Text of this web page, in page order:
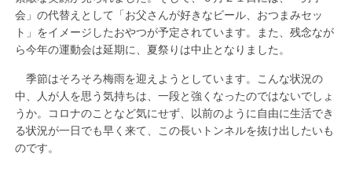
会」の代替えとして「お父さんが好きなビール、おつまみセッ
ト」をイメージしたおやつが予定されています。また、残念なが
ら今年の運動会は延期に、夏祭りは中止となりました。
季節はそろそろ梅雨を迎えようとしています。こんな状況の
中、人が人を思う気持ちは、一段と強くなったのではないでしょ
うか。コロナのことなど気にせず、以前のように自由に生活でき
る状況が一日でも早く来て、この長いトンネルを抜け出したいも
のです。